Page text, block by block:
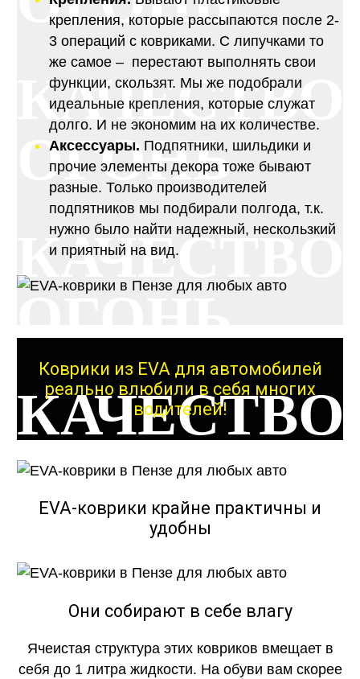
КАЧЕСТВО
ОГОНЬ
КАЧЕСТВО
КАЧЕСТВО
ОГОНЬ
КАЧЕСТВО
ОГОНЬ
крепления, которые рассыпаются после 2-
3 операций с ковриками. С липучками то
же самое – перестают выполнять свои
функции, скользят. Мы же подобрали
идеальные крепления, которые служат
долго. И не экономим на их количестве.
Аксессуары. Подпятники, шильдики и
прочие элементы декора тоже бывают
разные. Только производителей
подпятников мы подбирали полгода, т.к.
нужно было найти надежный, нескользкий
и приятный на вид.
Коврики из EVA для автомобилей
реально влюбили в себя многих
водителей!
EVA-коврики крайне практичны и
удобны
Они собирают в себе влагу
Ячеистая структура этих ковриков вмещает в
себя до 1 литра жидкости. На обуви вам скорее